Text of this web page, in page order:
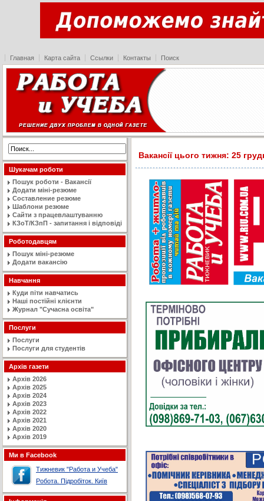
Главная Карта сайта Ссылки Контакты Поиск
Шукачам роботи
Пошук роботи - Вакансії
Додати міні-резюме
Составление резюме
Шаблони резюме
Сайти з працевлаштуванню
КЗоТ/КЗпП - запитання і відповіді
Роботодавцям
Пошук міні-резюме
Додати вакансію
Навчання
Куди піти навчатись
Наші постійні клієнти
Журнал "Сучасна освiта"
Послуги
Послуги
Послуги для студентів
Архів газети
Архів 2026
Архів 2025
Архів 2024
Архів 2023
Архів 2022
Архів 2021
Архів 2020
Архів 2019
Ми в Facebook
Тижневик "Работа и Учеба"
Робота. Підробіток. Київ
Вакансії цього тижня: 25